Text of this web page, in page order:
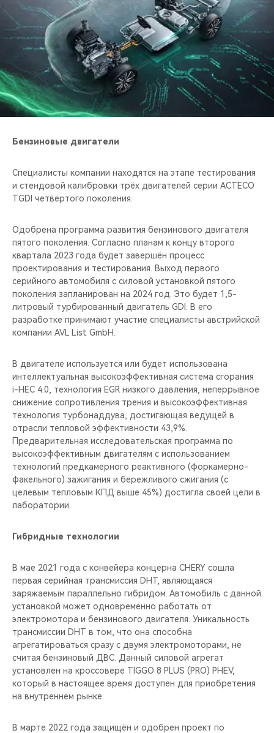
ВИДЕООБЗОРЫ
CHERY ДЛЯ ДЕТЕЙ
Бензиновые двигатели
Специалисты компании находятся на этапе тестирования
и стендовой калибровки трёх двигателей серии ACTECO
TGDI четвёртого поколения.
Одобрена программа развития бензинового двигателя
пятого поколения. Согласно планам к концу второго
квартала 2023 года будет завершён процесс
проектирования и тестирования. Выход первого
серийного автомобиля с силовой установкой пятого
поколения запланирован на 2024 год. Это будет 1,5-
литровый турбированный двигатель GDI. В его
разработке принимают участие специалисты австрийской
компании AVL List GmbH.
В двигателе используется или будет использована
интеллектуальная высокоэффективная система сгорания
i-HEC 4.0, технология EGR низкого давления, неперрывное
снижение сопротивления трения и высокоэффективная
технология турбонаддува, достигающая ведущей в
отрасли тепловой эффективности 43,9%.
Предварительная исследовательская программа по
высокоэффективным двигателям с использованием
технологий предкамерного реактивного (форкамерно-
факельного) зажигания и бережливого сжигания (с
целевым тепловым КПД выше 45%) достигла своей цели в
лаборатории.
Гибридные технологии
В мае 2021 года c конвейера концерна CHERY сошла
первая серийная трансмиссия DHT, являющаяся
заряжаемым параллельно гибридом. Автомобиль с данной
установкой может одновременно работать от
электромотора и бензинового двигателя. Уникальность
трансмиссии DHT в том, что она способна
агрегатироваться сразу с двумя электромоторами, не
считая бензиновый ДВС. Данный силовой агрегат
установлен на кроссовере TIGGO 8 PLUS (PRO) PHEV,
который в настоящее время доступен для приобретения
на внутреннем рынке.
В марте 2022 года защищён и одобрен проект по